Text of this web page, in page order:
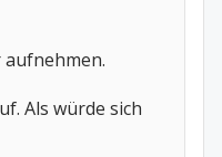
Als würde sich